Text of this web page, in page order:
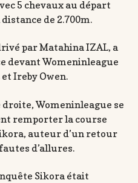
5 chevaux au départ
de 2.700m.
par Matahina IZAL, a
devant Womeninleague
Ireby Owen.
Womeninleague se
remporter la course
auteur d’un retour
d’allures.
Sikora était